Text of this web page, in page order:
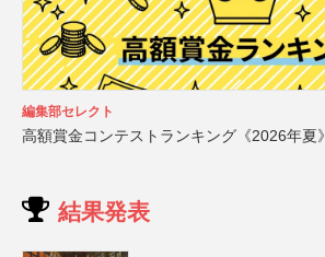
編集部セレクト
高額賞金コンテストランキング《2026年夏》
結果発表